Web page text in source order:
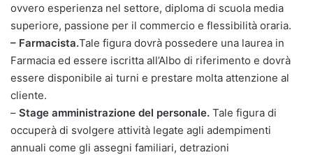
ovvero esperienza nel settore, diploma di scuola media
superiore, passione per il commercio e flessibilità oraria.
– Farmacista.Tale figura dovrà possedere una laurea in
Farmacia ed essere iscritta all’Albo di riferimento e dovrà
essere disponibile ai turni e prestare molta attenzione al
cliente.
– Stage amministrazione del personale. Tale figura di
occuperà di svolgere attività legate agli adempimenti
annuali come gli assegni familiari, detrazioni